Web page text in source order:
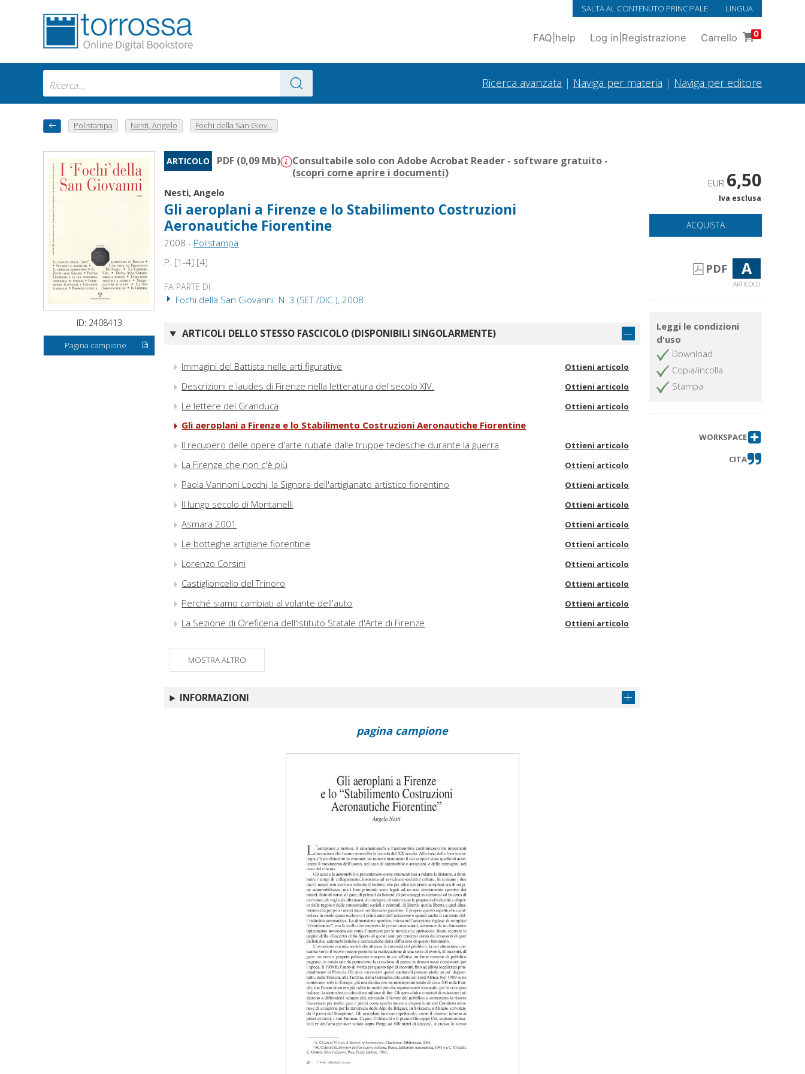
SALTA AL CONTENUTO PRINCIPALE LINGUA
FAQ help Log in Registrazione Carrello 0
Ricerca avanzata | Naviga per materia | Naviga per editore
Polistampa Nesti, Angelo Fochi della San Giov...
ID: 2408413
Pagina campione
ARTICOLO PDF (0,09 Mb)
Consultabile solo con Adobe Acrobat Reader - software gratuito -
(scopri come aprire i documenti)
Nesti, Angelo
Gli aeroplani a Firenze e lo Stabilimento Costruzioni
Aeronautiche Fiorentine
2008 - Polistampa
P. [1-4] [4]
FA PARTE DI
Fochi della San Giovanni. N. 3 (SET./DIC.), 2008
ARTICOLI DELLO STESSO FASCICOLO (DISPONIBILI SINGOLARMENTE)
Immagini del Battista nelle arti figurative Ottieni articolo
Descrizioni e laudes di Firenze nella letteratura del secolo XIV. Ottieni articolo
Le lettere del Granduca Ottieni articolo
Gli aeroplani a Firenze e lo Stabilimento Costruzioni Aeronautiche Fiorentine
Il recupero delle opere d'arte rubate dalle truppe tedesche durante la guerra
Ottieni articolo
La Firenze che non c'è più Ottieni articolo
Paola Vannoni Locchi, la Signora dell'artigianato artistico fiorentino Ottieni articolo
Il lungo secolo di Montanelli Ottieni articolo
Asmara 2001 Ottieni articolo
Le botteghe artigiane fiorentine Ottieni articolo
Lorenzo Corsini Ottieni articolo
Castiglioncello del Trinoro Ottieni articolo
Perché siamo cambiati al volante dell'auto Ottieni articolo
La Sezione di Oreficeria dell'Istituto Statale d'Arte di Firenze Ottieni articolo
MOSTRA ALTRO
INFORMAZIONI
EUR 6,50
Iva esclusa
ACQUISTA
PDF A
ARTICOLO
Leggi le condizioni
d'uso
Download
Copia/incolla
Stampa
WORKSPACE
CITA
pagina campione